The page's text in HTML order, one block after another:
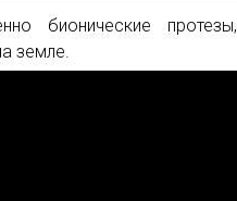
бионические протезы,
земле.